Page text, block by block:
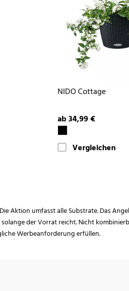
NIDO Cottage
ab 34,99 €
Vergleichen
Aktion umfasst alle Substrate. Das
der Vorrat reicht. Nicht
Werbeanforderung erfüllen.